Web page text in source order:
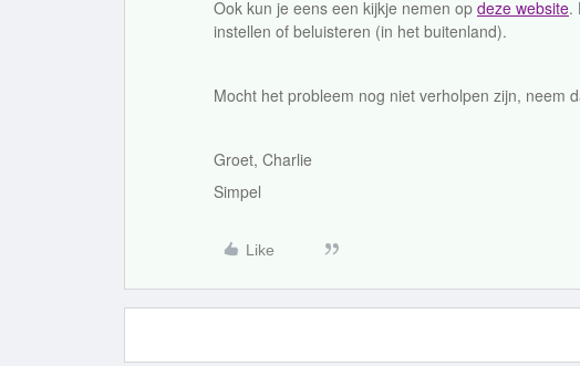
Ook kun je eens een kijkje nemen op deze website.
instellen of beluisteren (in het buitenland).
Mocht het probleem nog niet verholpen zijn, neem
Groet, Charlie
Simpel
Like